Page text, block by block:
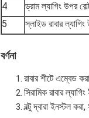
4
ড্রাম ল্যাগিং উপর
5
স্লাইড রাবার
বর্ণনা
রাবার শীটে এম্বেড
সিরামিক রাবার
বল্টু দ্বারা ইনস্টল